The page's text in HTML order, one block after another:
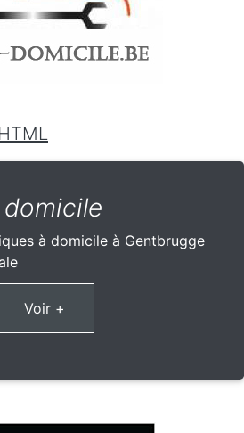
HTML
à domicile à Gentbrugge
Voir +